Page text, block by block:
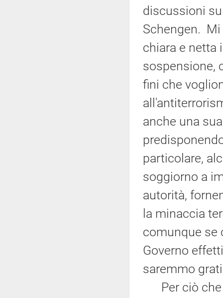
discussioni
Schengen.
chiara e netta
sospensione,
fini che
anche una
particolare,
soggiorno a
autorità,
la minaccia
comunque se
Governo
saremmo
Per ciò che